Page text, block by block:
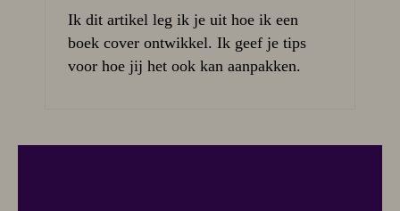
Ik dit artikel leg ik je uit hoe ik een
boek cover ontwikkel. Ik geef je tips
voor hoe jij het ook kan aanpakken.